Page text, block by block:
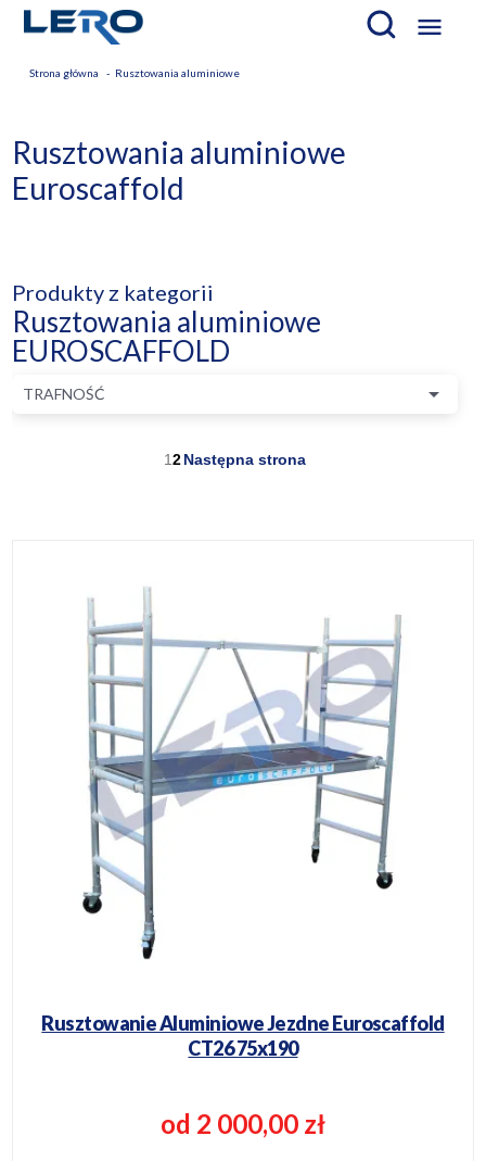

Strona główna Rusztowania aluminiowe
Rusztowania aluminiowe
Euroscaffold
Produkty z kategorii
Rusztowania aluminiowe
EUROSCAFFOLD
TRAFNOŚĆ 
12Następna strona
Rusztowanie Aluminiowe Jezdne Euroscaffold
CT26 75x190
od 2 000,00 zł